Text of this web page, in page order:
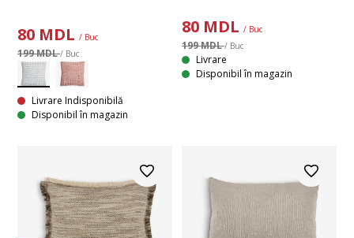
80 MDL / Buc
199 MDL/ Buc
Livrare Indisponibilă
Disponibil în magazin
80 MDL / Buc
199 MDL/ Buc
Livrare
Disponibil în magazin